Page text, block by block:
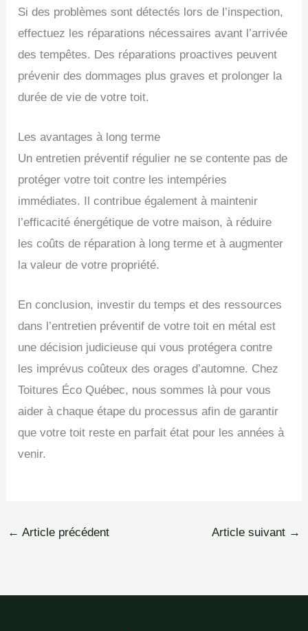
Si des problèmes sont détectés lors de l’inspection,
effectuez les réparations nécessaires avant l’arrivée
des tempêtes. Des réparations proactives peuvent
prévenir des dommages plus graves et prolonger la
durée de vie de votre toit.
Les avantages à long terme
Un entretien préventif régulier ne se contente pas de
protéger votre toit contre les intempéries
immédiates. Il contribue également à maintenir
l’efficacité énergétique de votre maison, à réduire
les coûts de réparation à long terme et à augmenter
la valeur de votre propriété.
En conclusion, investir du temps et des ressources
dans l’entretien préventif de votre toit en métal est
une décision judicieuse qui vous protégera contre
les imprévus coûteux des orages d’automne. Chez
Toitures Éco Québec, nous sommes là pour vous
aider à chaque étape du processus afin de garantir
que votre toit reste en parfait état pour les années à
venir.
← Article précédent Article suivant →